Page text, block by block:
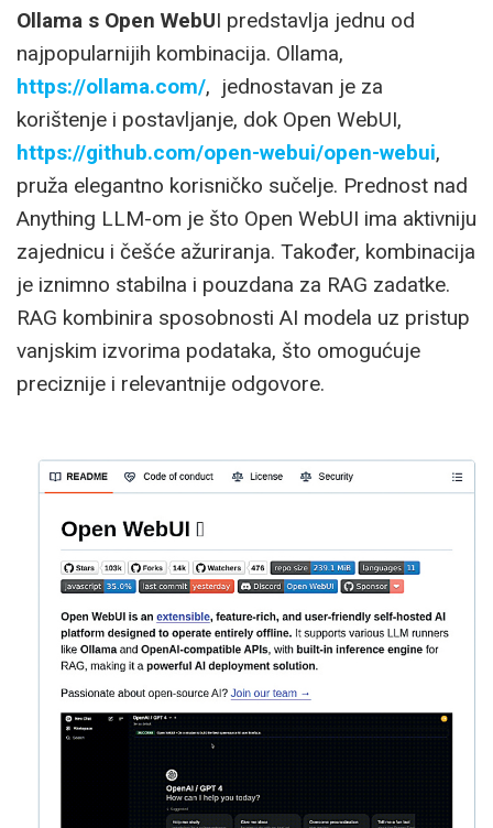
Ollama s Open WebUI predstavlja jednu od
najpopularnijih kombinacija. Ollama,
https://ollama.com/, jednostavan je za
korištenje i postavljanje, dok Open WebUI,
https://github.com/open-webui/open-webui,
pruža elegantno korisničko sučelje. Prednost nad
Anything LLM-om je što Open WebUI ima aktivniju
zajednicu i češće ažuriranja. Također, kombinacija
je iznimno stabilna i pouzdana za RAG zadatke.
RAG kombinira sposobnosti AI modela uz pristup
vanjskim izvorima podataka, što omogućuje
preciznije i relevantnije odgovore.